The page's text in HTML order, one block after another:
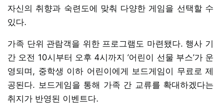
자신의 취향과 숙련도에 맞춰 다양한 게임을 선택할 수
있다.
가족 단위 관람객을 위한 프로그램도 마련됐다. 행사 기
간 오전 10시부터 오후 4시까지 ‘어린이 선물 부스’가 운
영되며, 중학생 이하 어린이에게 보드게임이 무료로 제
공된다. 보드게임을 통해 가족 간 교류를 확대하겠다는
취지가 반영된 이벤트다.